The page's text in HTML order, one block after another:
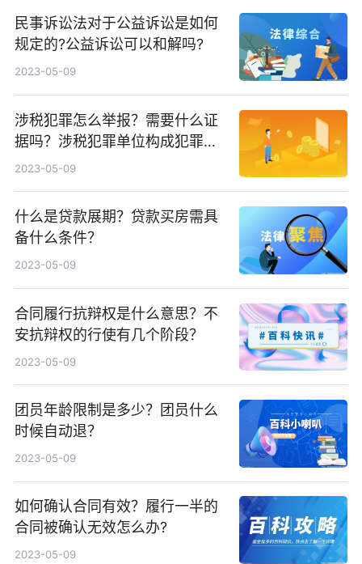
民事诉讼法对于公益诉讼是如何
规定的?公益诉讼可以和解吗?
2023-05-09
涉税犯罪怎么举报？需要什么证
据吗？涉税犯罪单位构成犯罪
吗？
2023-05-09
什么是贷款展期？贷款买房需具
备什么条件？
2023-05-09
合同履行抗辩权是什么意思？不
安抗辩权的行使有几个阶段？
2023-05-09
团员年龄限制是多少？团员什么
时候自动退？
2023-05-09
如何确认合同有效？履行一半的
合同被确认无效怎么办?
2023-05-09